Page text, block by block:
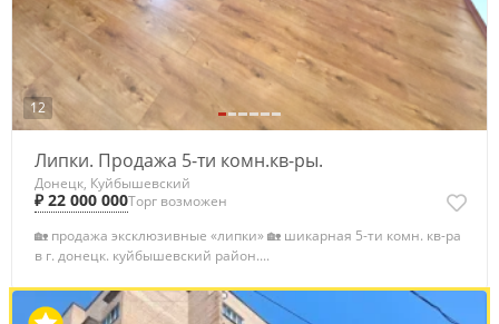
12
Липки. Продажа 5-ти комн.кв-ры.
Донецк, Куйбышевский
₽ 22 000 000Торг возможен
🏡 продажа эксклюзивные «липки» 🏡 шикарная 5-ти комн. кв-ра
в г. донецк. куйбышевский район....